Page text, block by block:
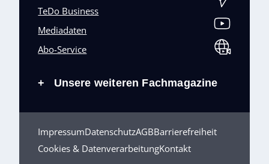
TeDo Business
Mediadaten
Abo-Service
+ Unsere weiteren Fachmagazine
ImpressumDatenschutzAGBBarrierefreiheit
Cookies & DatenverarbeitungKontakt